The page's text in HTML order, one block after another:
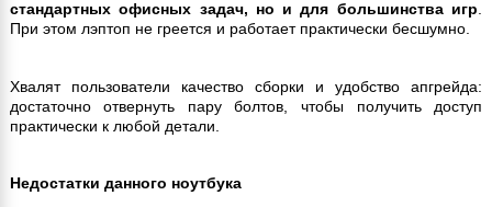
стандартных офисных задач, но и для большинства игр
При этом лэптоп не греется и работает практически бесшумно.
Хвалят пользователи качество сборки и удобство апгрейда:
достаточно отвернуть пару болтов, чтобы получить доступ
практически к любой детали.
Недостатки данного ноутбука